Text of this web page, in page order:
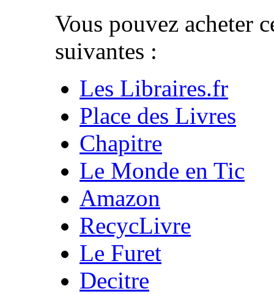
Vous pouvez acheter
suivantes :
Les Libraires.fr
Place des Livres
Chapitre
Le Monde en Tic
Amazon
RecycLivre
Le Furet
Decitre